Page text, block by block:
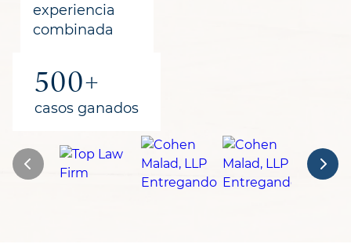
experiencia
combinada
500+
casos ganados